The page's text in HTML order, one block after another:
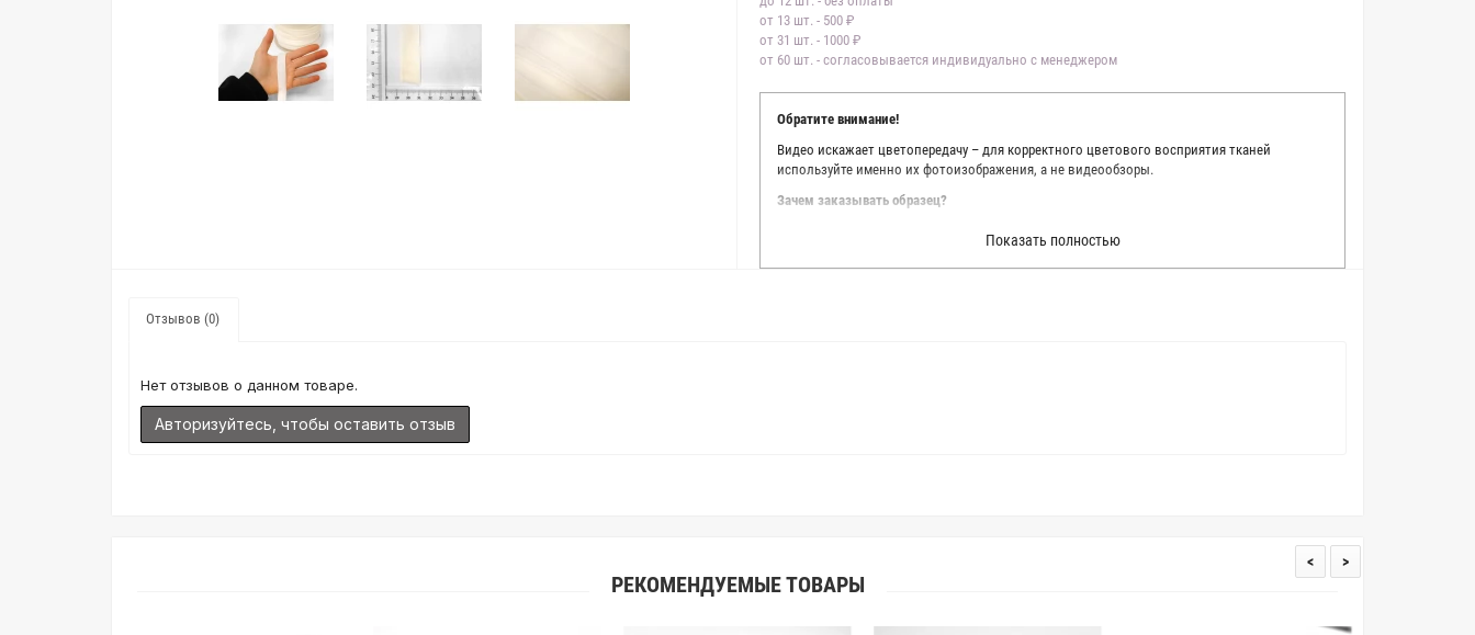
от 13 шт. - 500 ₽
от 31 шт. - 1000 ₽
от 60 шт. - согласовывается индивидуально с менеджером
Обратите внимание!
Видео искажает цветопередачу – для корректного цветового восприятия тканей
используйте именно их фотоизображения, а не видеообзоры.
Зачем заказывать образец?
Мы делаем все возможное, чтобы точно описать цвет каждой ткани из нашего каталога.
Мы осматриваем и фотографируем каждую ткань в естественном свете, стараемся
находить только правильные цветовые условия и описания. Но несмотря на наши
Показать полностью
Отзывов (0)
Нет отзывов о данном товаре.
Авторизуйтесь, чтобы оставить отзыв
РЕКОМЕНДУЕМЫЕ ТОВАРЫ
< >